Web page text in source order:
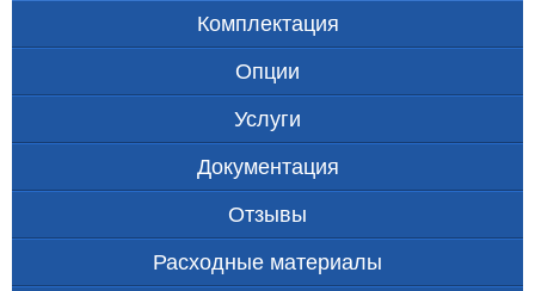
Комплектация
Опции
Услуги
Документация
Отзывы
Расходные материалы